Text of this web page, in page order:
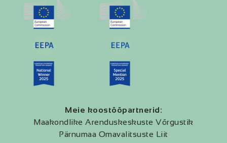
Meie koostööpartnerid:
Maakondlike Arenduskeskuste Võrgustik
Pärnumaa Omavalitsuste Liit